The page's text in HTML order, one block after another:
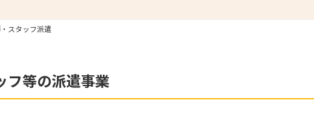
スタッフ派遣
フ等の派遣事業